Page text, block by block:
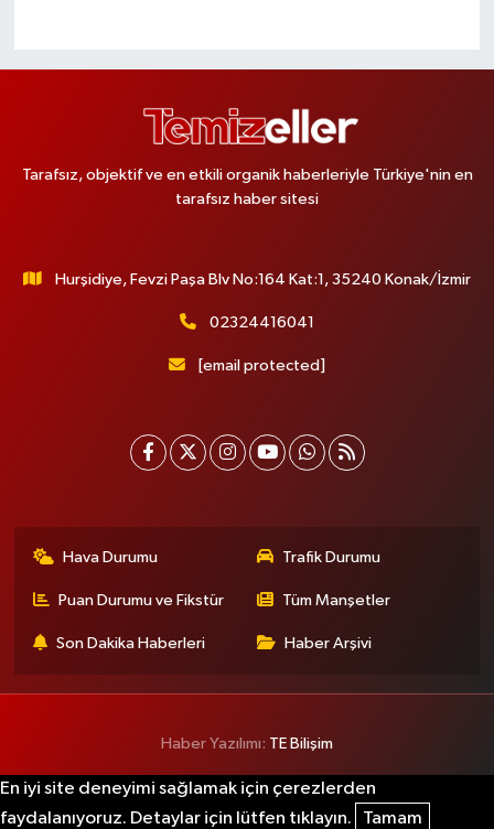
Tarafsız, objektif ve en etkili organik haberleriyle Türkiye'nin en
tarafsız haber sitesi
Hurşidiye, Fevzi Paşa Blv No:164 Kat:1, 35240 Konak/İzmir
02324416041
[email protected]
Hava Durumu Trafik Durumu
Puan Durumu ve Fikstür Tüm Manşetler
Son Dakika Haberleri Haber Arşivi
Haber Yazılımı: TE Bilişim
En iyi site deneyimi sağlamak için çerezlerden
faydalanıyoruz. Detaylar için lütfen tıklayın.
Tamam